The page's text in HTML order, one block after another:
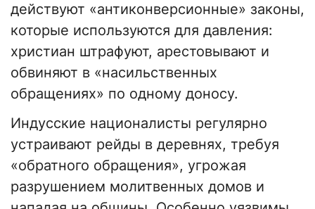
действуют «антиконверсионные» законы,
которые используются для давления:
христиан штрафуют, арестовывают и
обвиняют в «насильственных
обращениях» по одному доносу.
Индусские националисты регулярно
устраивают рейды в деревнях, требуя
«обратного обращения», угрожая
разрушением молитвенных домов и